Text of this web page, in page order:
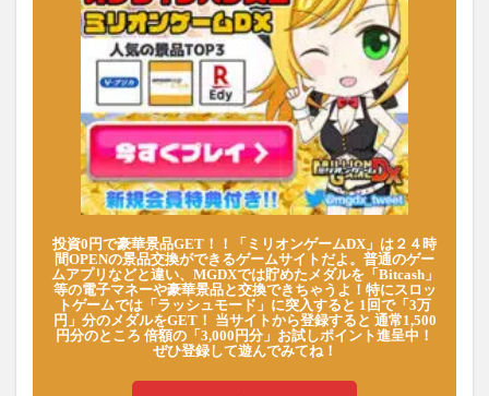
投資0円で豪華景品GET！！「ミリオンゲームDX」は２４時
間OPENの景品交換ができるゲームサイトだよ。普通のゲー
ムアプリなどと違い、MGDXでは貯めたメダルを「Bitcash」
等の電子マネーや豪華景品と交換できちゃうよ！特にスロッ
トゲームでは「ラッシュモード」に突入すると 1回で「3万
円」分のメダルをGET！ 当サイトから登録すると 通常1,500
円分のところ 倍額の「3,000円分」お試しポイント進呈中！
ぜひ登録して遊んでみてね！